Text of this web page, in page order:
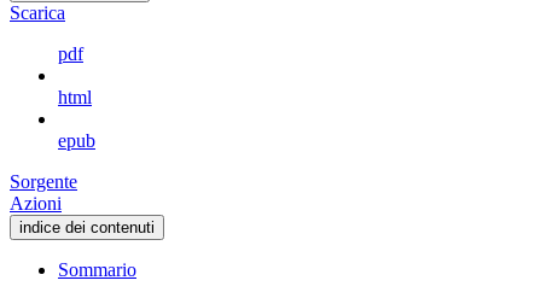
Scarica
pdf
html
epub
Sorgente
Azioni
indice dei contenuti
Sommario